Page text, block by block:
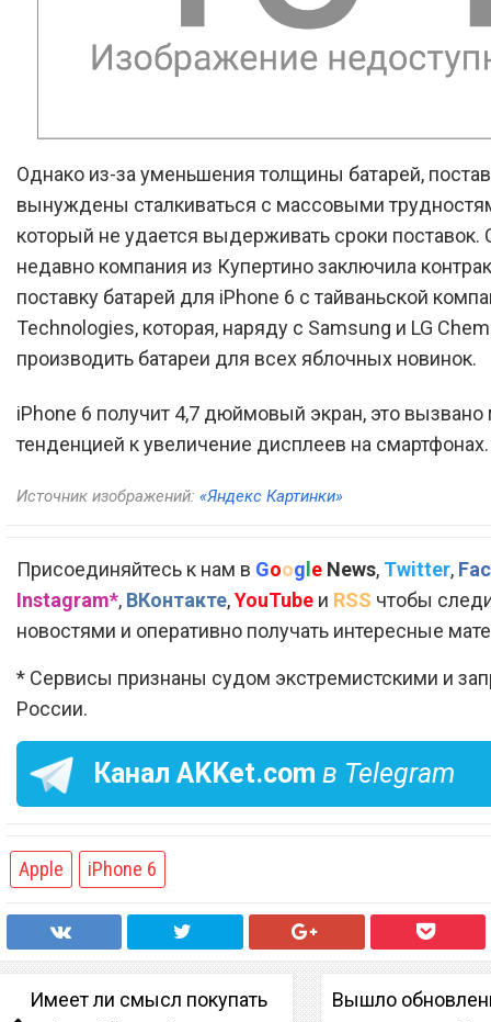
Однако из-за уменьшения толщины батарей,
вынуждены сталкиваться с массовыми
который не удается выдерживать сроки поставок.
недавно компания из Купертино заключила
поставку батарей для iPhone 6 с тайваньской
Technologies, которая, наряду с Samsung и LG
производить батареи для всех яблочных новинок.
iPhone 6 получит 4,7 дюймовый экран, это
тенденцией к увеличение дисплеев на смартфонах.
Источник изображений: «Яндекс Картинки»
Присоединяйтесь к нам в Google News, Twitter,
Instagram*, ВКонтакте,YouTube и RSS чтобы
новостями и оперативно получать интересные
* Сервисы признаны судом экстремистскими и
России.
Канал AKKet.com в Telegram
Apple iPhone 6
Имеет ли смысл покупать
Вышло